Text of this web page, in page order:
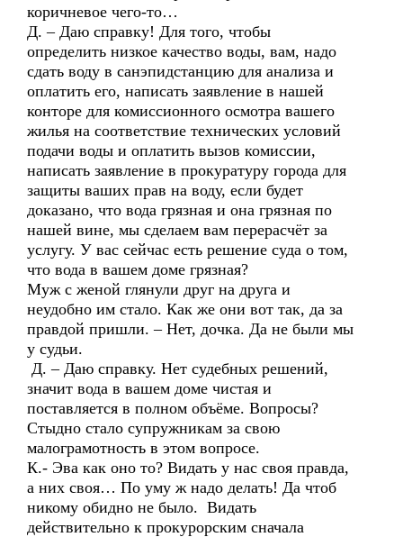
коричневое чего-то…
Д. – Даю справку! Для того, чтобы
определить низкое качество воды, вам, надо
сдать воду в санэпидстанцию для анализа и
оплатить его, написать заявление в нашей
конторе для комиссионного осмотра вашего
жилья на соответствие технических условий
подачи воды и оплатить вызов комиссии,
написать заявление в прокуратуру города для
защиты ваших прав на воду, если будет
доказано, что вода грязная и она грязная по
нашей вине, мы сделаем вам перерасчёт за
услугу. У вас сейчас есть решение суда о том,
что вода в вашем доме грязная?
Муж с женой глянули друг на друга и
неудобно им стало. Как же они вот так, да за
правдой пришли. – Нет, дочка. Да не были мы
у судьи.
Д. – Даю справку. Нет судебных решений,
значит вода в вашем доме чистая и
поставляется в полном объёме. Вопросы?
Стыдно стало супружникам за свою
малограмотность в этом вопросе.
К.- Эва как оно то? Видать у нас своя правда,
а них своя… По уму ж надо делать! Да чтоб
никому обидно не было. Видать
действительно к прокурорским сначала